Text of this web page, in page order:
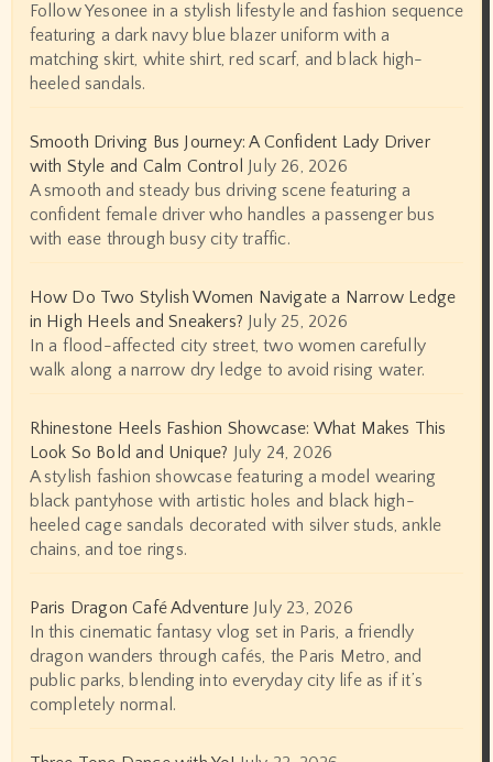
Follow Yesonee in a stylish lifestyle and fashion sequence
featuring a dark navy blue blazer uniform with a
matching skirt, white shirt, red scarf, and black high-
heeled sandals.
Smooth Driving Bus Journey: A Confident Lady Driver
with Style and Calm Control July 26, 2026
A smooth and steady bus driving scene featuring a
confident female driver who handles a passenger bus
with ease through busy city traffic.
How Do Two Stylish Women Navigate a Narrow Ledge
in High Heels and Sneakers? July 25, 2026
In a flood-affected city street, two women carefully
walk along a narrow dry ledge to avoid rising water.
Rhinestone Heels Fashion Showcase: What Makes This
Look So Bold and Unique? July 24, 2026
A stylish fashion showcase featuring a model wearing
black pantyhose with artistic holes and black high-
heeled cage sandals decorated with silver studs, ankle
chains, and toe rings.
Paris Dragon Café Adventure July 23, 2026
In this cinematic fantasy vlog set in Paris, a friendly
dragon wanders through cafés, the Paris Metro, and
public parks, blending into everyday city life as if it’s
completely normal.